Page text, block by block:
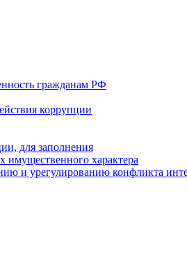
гражданам РФ
коррупции
для заполнения
имущественного характера
и урегулированию конфликта